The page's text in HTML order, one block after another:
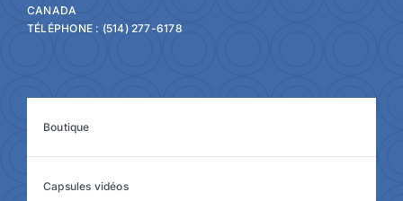
CANADA
TÉLÉPHONE : (514) 277-6178
Boutique
Capsules vidéos